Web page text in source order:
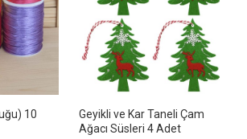
10
Geyikli ve Kar Taneli Çam
Ağacı Süsleri 4 Adet